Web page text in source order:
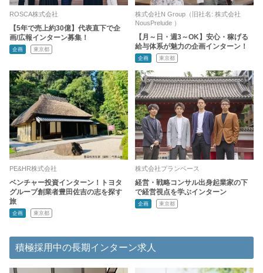
ROSCA株式会社
【5年で売上約30億】代表直下で企
画/広報インターン募集！
企画 東京都
株式会社N Group（旧社名: 株式会社
NousPrelude ）
【月～日・週3～OK】安心・稼げる
給与体系が魅力の企画インターン！
企画 東京都
PE&HR株式会社
ベンチャー投資インターン！トヨタ
グループ創業者豊田佐吉の志を探す
旅
企画 東京都
株式会社プランベース
経営・戦略コンサル出身起業家の下
で経営視点を学ぶインターン
企画 東京都
積極採用中の長期インターン求人